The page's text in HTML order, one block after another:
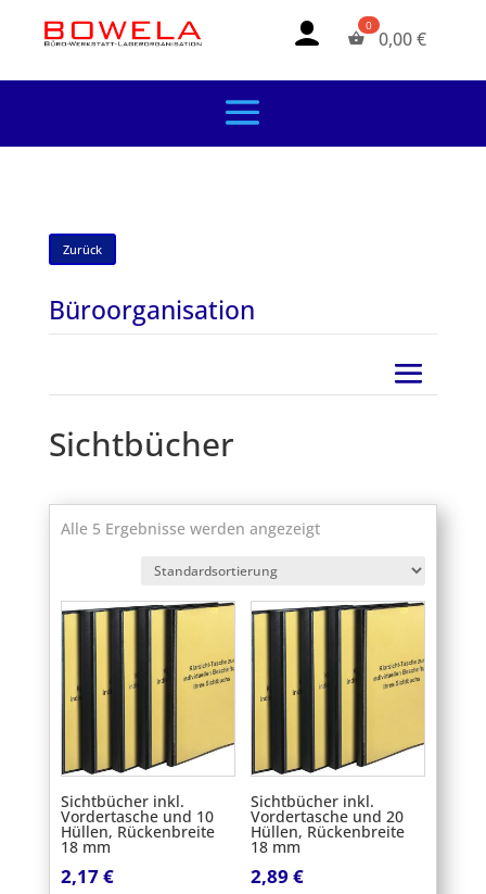
0,00€
Zurück
Büroorganisation
Sichtbücher
Alle 5 Ergebnisse werden angezeigt
Sichtbücher inkl.
Vordertasche und 10
Hüllen, Rückenbreite
18 mm
2,17€
Sichtbücher inkl.
Vordertasche und 20
Hüllen, Rückenbreite
18 mm
2,89 €